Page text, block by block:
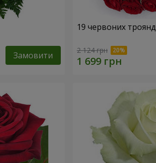
Замовити
19 червоних троянд
2 124 грн